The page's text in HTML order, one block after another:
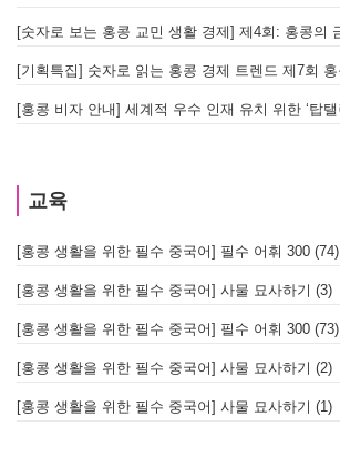
교육
[홍콩 생활을 위한 필수 중국어] 필수 어휘 300 (74)
[홍콩 생활을 위한 필수 중국어] 사물 묘사하기 (3)
[홍콩 생활을 위한 필수 중국어] 필수 어휘 300 (73)
[홍콩 생활을 위한 필수 중국어] 사물 묘사하기 (2)
[홍콩 생활을 위한 필수 중국어] 사물 묘사하기 (1)